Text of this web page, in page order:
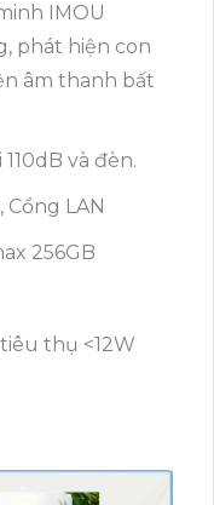
IMOU
phát hiện con
âm thanh bất
và đèn.
Cổng LAN
256GB
thụ <12W